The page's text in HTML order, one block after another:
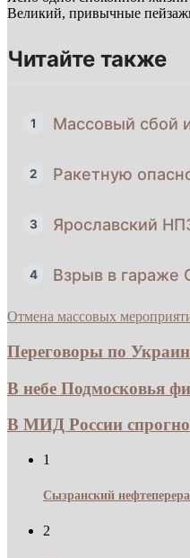
Великий, привычные
Читайте также
1 Массовый сбой
2 Ракетную
3 Ярославский
4 Взрыв в гараже
Отмена массовых
Переговоры по
В небе Подмосковья
В МИД России
1
Сызранский
2